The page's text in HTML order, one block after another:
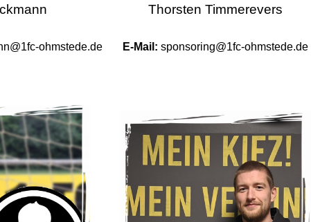
ohmstede.de
Thorsten Timmerevers
E-Mail:sponsoring@1fc-ohmstede.de